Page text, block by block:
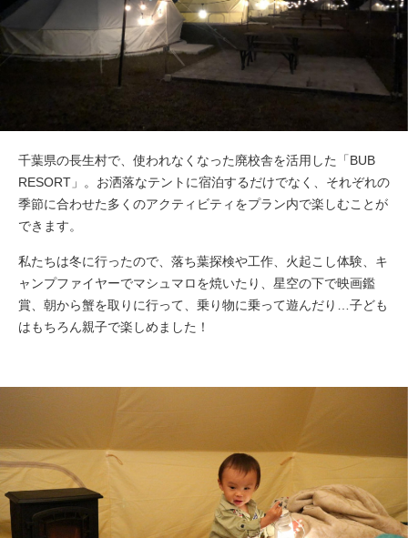
千葉県の長生村で、使われなくなった廃校舎を活用した「BUB
RESORT」。お洒落なテントに宿泊するだけでなく、それぞれの
季節に合わせた多くのアクティビティをプラン内で楽しむことが
できます。
私たちは冬に行ったので、落ち葉探検や工作、火起こし体験、キ
ャンプファイヤーでマシュマロを焼いたり、星空の下で映画鑑
賞、朝から蟹を取りに行って、乗り物に乗って遊んだり…子ども
はもちろん親子で楽しめました！